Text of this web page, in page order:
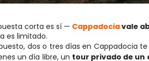
corta es sí — Cappadocia vale
es limitado.
dos o tres días en Cappadocia
un día libre, un tour privado de un